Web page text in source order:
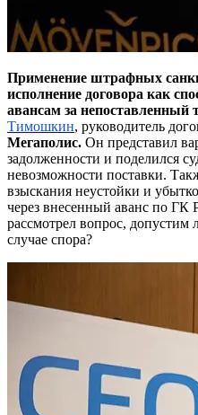
Применение штрафных
исполнение договора как
авансам за непоставленный
Тимошкин, руководитель
Мегаполис. Он представил
задолженности и поделился
невозможности поставки.
взыскания неустойки и
через внесенный аванс по ГК
рассмотрел вопрос, допустим
случае спора?